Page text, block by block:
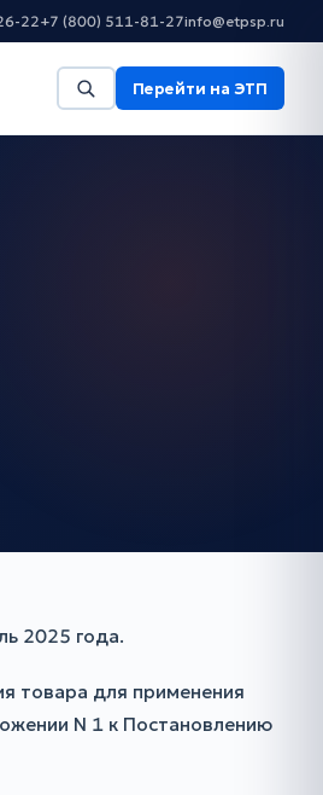
22+7 (800) 511-81-27info@etpsp.ru
Перейти на ЭТП
2025 года.
товара для применения
N 1 к Постановлению